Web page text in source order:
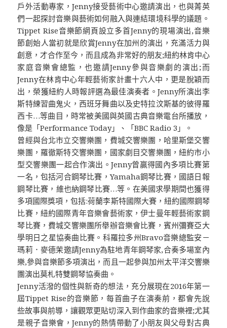
戶外活動專家，Jenny接受藝術中心邀請演出，也與菁英
們一起探討音樂與藝術如何融入與連結環境科學的議題。
Tippet Rise音樂節網頁設立多首Jenny的現場演出,音樂
節創始人當初就是欣賞Jenny在加州的演出，充滿活力與
創意，才合作至今，而且成為非常好的朋友;紐約林肯中心
家庭音樂會總監，也邀請Jenny參與音樂劇的演出;而
Jenny在林肯中心年輕藝術家計畫十六人中，更是脫穎而
出，榮獲紐約人時報評選為最佳演奏者。Jenny所演出李
斯特練習曲鬼火，西班牙舞曲以及史特拉汶斯基的彼得羅
西卡…等曲目，時常被美國與英國古典音樂電台所播放，
像是「Performance Today」、「BBC Radio 3」。
曾經與台北市立交響樂團，費城交響樂團，哈里斯堡交響
樂團，羅徹斯特交響樂團，國家劇目交響樂團，紐約市小
型交響樂團一起合作演出。Jenny曾贏得國內多項比賽第
一名，包括河合鋼琴比賽，Yamaha鋼琴比賽，國語日報
鋼琴比賽，維也納鋼琴比賽…等。在美國求學期間也獲得
多項國際獎項，包括:荷蘭李斯特國際大賽，紐約國際鋼琴
比賽，紐約國際青年音樂會藝術家，伊士曼年輕藝術家鋼
琴比賽，費城交響樂團所舉辦音樂會比賽，賓州彌賽亞大
學明日之星協奏曲比賽。科羅拉多州Bravo音樂總監安－
瑪莉．麥德茉邀請Jenny為駐地青年鋼琴家,合奏多場室內
樂,參與音樂節多項演出，而且一起參與加州太平洋交響樂
團演出莫札特雙鋼琴協奏曲。
Jenny活潑的個性與新奇的想法，充分展現在2016年第一
屆Tippet Rise的音樂節，每首曲子在演奏前，都會先說
些故事與前導，讓觀眾更貼切深入到作曲家的音樂裡;尤其
是親子音樂會，Jenny的熱情帶動了小朋友與父母對古典